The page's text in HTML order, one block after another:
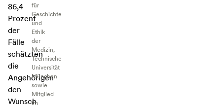
86,4
Prozent
der
Fälle
schätzten
die
Angehörigen
den
Wunsch
für
Geschichte
und
Ethik
der
Medizin,
Technische
Universität
München
sowie
Mitglied
im